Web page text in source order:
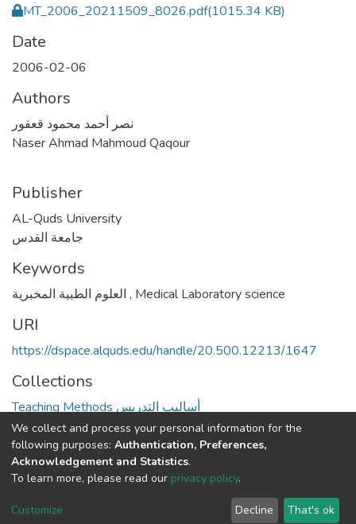
MT_2006_20211509_8026.pdf(1015.34 KB)
Date
2006-02-06
Authors
نصر أحمد محمود قعقور
Naser Ahmad Mahmoud Qaqour
Publisher
AL-Quds University
جامعة القدس
Keywords
, Medical Laboratory science
URI
https://dspace.alquds.edu/handle/20.500.12213/1647
Collections
Teaching Methods أساليب التدريس
Full item page
Cookie
End User
Send
We collect and process your personal information for the
following purposes: Authentication, Preferences,
Acknowledgement and Statistics.
To learn more, please read our privacy policy.
Customize Decline That's ok